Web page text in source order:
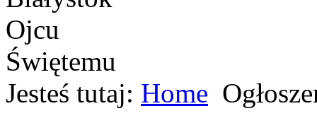
Jesteś tutaj: Home